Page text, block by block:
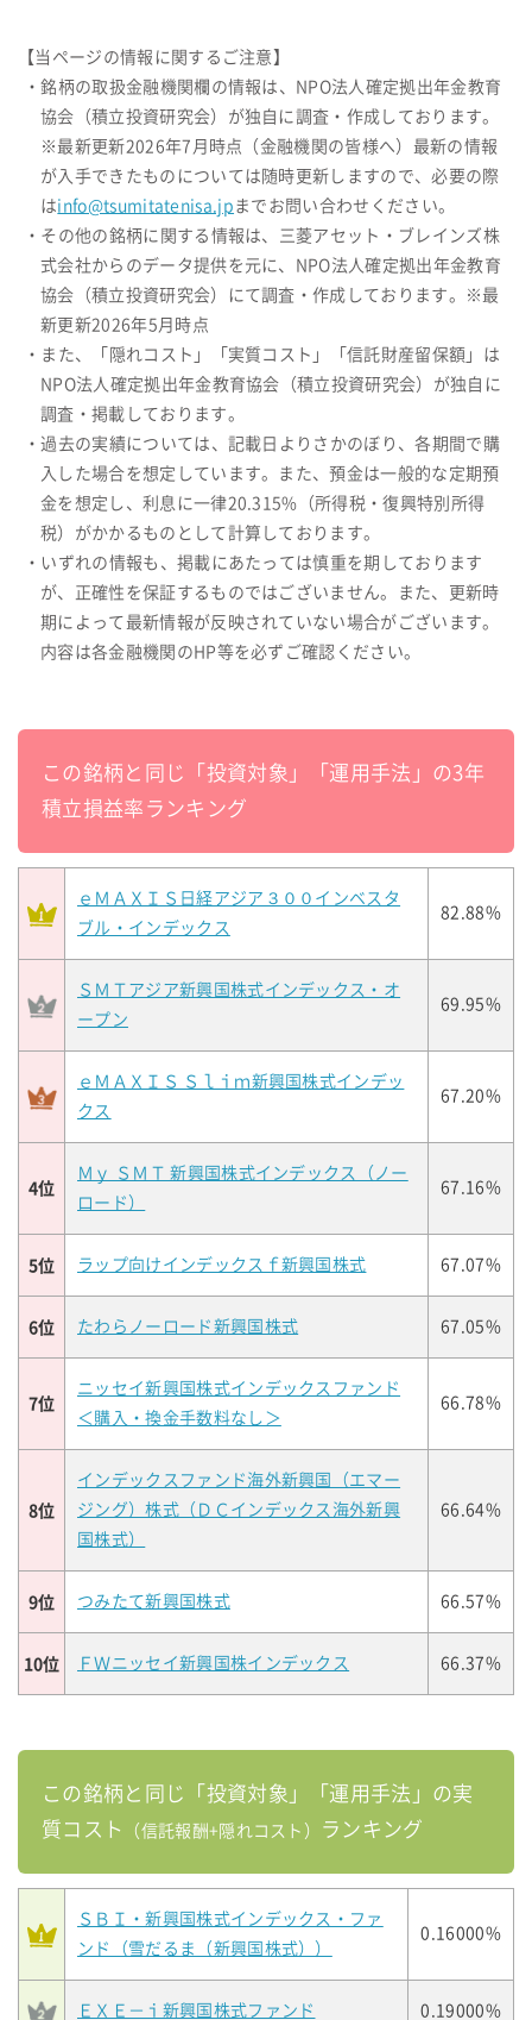
【当ページの情報に関するご注意】
・銘柄の取扱金融機関欄の情報は、NPO法人確定拠出年金教育
協会（積立投資研究会）が独自に調査・作成しております。
※最新更新2026年7月時点（金融機関の皆様へ）最新の情報
が入手できたものについては随時更新しますので、必要の際
はinfo@tsumitatenisa.jp までお問い合わせください。
・その他の銘柄に関する情報は、三菱アセット・ブレインズ株
式会社からのデータ提供を元に、NPO法人確定拠出年金教育
協会（積立投資研究会）にて調査・作成しております。※最
新更新2026年5月時点
・また、「隠れコスト」「実質コスト」「信託財産留保額」は
NPO法人確定拠出年金教育協会（積立投資研究会）が独自に
調査・掲載しております。
・過去の実績については、記載日よりさかのぼり、各期間で購
入した場合を想定しています。また、預金は一般的な定期預
金を想定し、利息に一律20.315%（所得税・復興特別所得
税）がかかるものとして計算しております。
・いずれの情報も、掲載にあたっては慎重を期しております
が、正確性を保証するものではございません。また、更新時
期によって最新情報が反映されていない場合がございます。
内容は各金融機関のHP等を必ずご確認ください。
この銘柄と同じ「投資対象」「運用手法」の3年
積立損益率ランキング
ｅＭＡＸＩＳ日経アジア３００インベスタ
ブル・インデックス
82.88%
ＳＭＴアジア新興国株式インデックス・オ
ープン
69.95%
ｅＭＡＸＩＳ Ｓｌｉｍ新興国株式インデッ
クス
67.20%
4位
Ｍｙ ＳＭＴ 新興国株式インデックス（ノー
ロード）
67.16%
5位 ラップ向けインデックスｆ新興国株式 67.07%
6位 たわらノーロード新興国株式 67.05%
7位
ニッセイ新興国株式インデックスファンド
＜購入・換金手数料なし＞
66.78%
8位
インデックスファンド海外新興国（エマー
ジング）株式（ＤＣインデックス海外新興
国株式）
66.64%
9位 つみたて新興国株式 66.57%
10位 ＦＷニッセイ新興国株インデックス 66.37%
この銘柄と同じ「投資対象」「運用手法」の実
質コスト
（信託報酬+隠れコスト） ランキング
ＳＢＩ・新興国株式インデックス・ファ
ンド（雪だるま（新興国株式））
0.16000%
ＥＸＥ－ｉ新興国株式ファンド 0.19000%